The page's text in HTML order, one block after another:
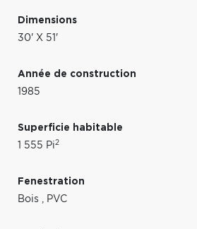
Dimensions
30' X 51'
Année de construction
1985
Superficie habitable
1 555 Pi2
Fenestration
Bois
PVC